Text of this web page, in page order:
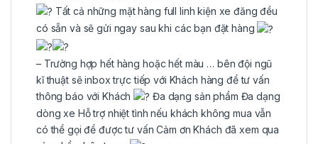
Tất cả những mặt hàng full linh kiện xe đăng đều
có sẵn và sẽ gửi ngay sau khi các bạn đặt hàng
– Trường hợp hết hàng hoặc hết màu … bên đội ngũ
kĩ thuật sẽ inbox trực tiếp với Khách hàng để tư vấn
thông báo với Khách
Đa dạng sản phẩm Đa dạng
dòng xe Hỗ trợ nhiệt tình nếu khách không mua vẫn
có thể gọi để được tư vấn Cảm ơn Khách đã xem qua